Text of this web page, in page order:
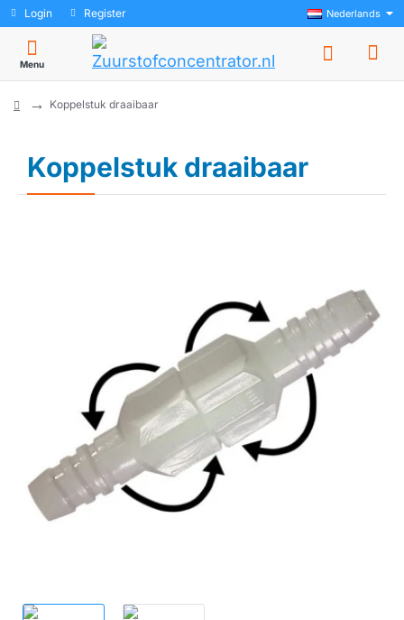
Login Register Nederlands
Koppelstuk draaibaar
Koppelstuk draaibaar